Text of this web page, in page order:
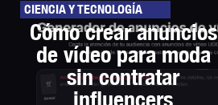
CIENCIA Y TECNOLOGÍA
Cómo crear anuncios
de vídeo para moda
sin contratar
influencers